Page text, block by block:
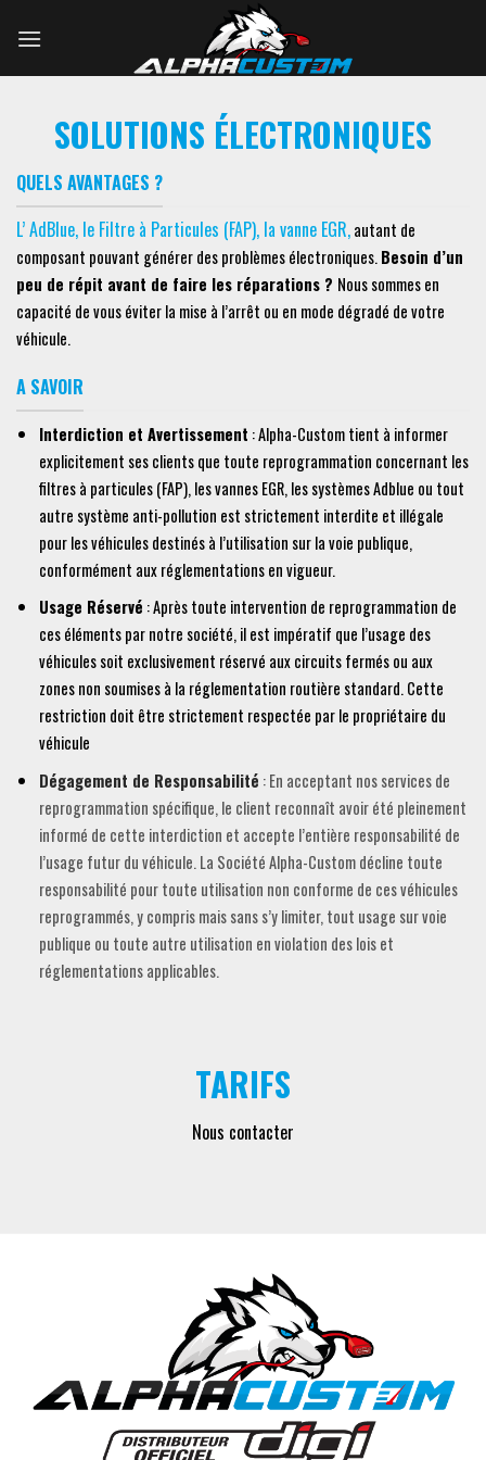
SOLUTIONS ÉLECTRONIQUES
QUELS AVANTAGES ?
L’ AdBlue, le Filtre à Particules (FAP), la vanne EGR,autant de
composant pouvant générer des problèmes électroniques.Besoin d’un
peu de répit avant de faire les réparations ? Nous sommes en
capacité de vous éviter la mise à l’arrêt ou en mode dégradé de votre
véhicule.
A SAVOIR
Interdiction et Avertissement : Alpha-Custom tient à informer
explicitement ses clients que toute reprogrammation concernant les
filtres à particules (FAP), les vannes EGR, les systèmes Adblue ou tout
autre système anti-pollution est strictement interdite et illégale
pour les véhicules destinés à l’utilisation sur la voie publique,
conformément aux réglementations en vigueur.
Usage Réservé : Après toute intervention de reprogrammation de
ces éléments par notre société, il est impératif que l’usage des
véhicules soit exclusivement réservé aux circuits fermés ou aux
zones non soumises à la réglementation routière standard. Cette
restriction doit être strictement respectée par le propriétaire du
véhicule
Dégagement de Responsabilité : En acceptant nos services de
reprogrammation spécifique, le client reconnaît avoir été pleinement
informé de cette interdiction et accepte l’entière responsabilité de
l’usage futur du véhicule. La Société Alpha-Custom décline toute
responsabilité pour toute utilisation non conforme de ces véhicules
reprogrammés, y compris mais sans s’y limiter, tout usage sur voie
publique ou toute autre utilisation en violation des lois et
réglementations applicables.
TARIFS
Nous contacter